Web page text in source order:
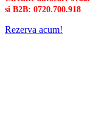
si B2B: 0720.700.918
Rezerva acum!